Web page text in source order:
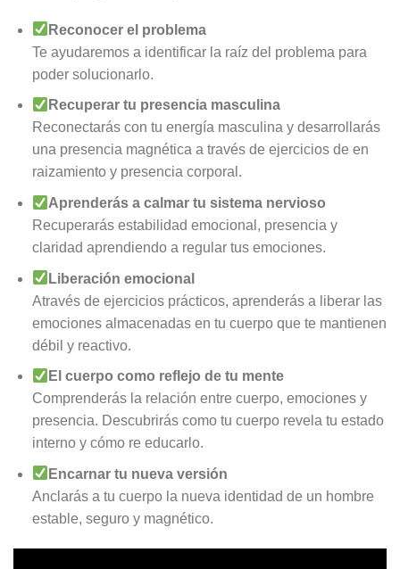
Reconocer el problema
Te ayudaremos a identificar la raíz del problema para
poder solucionarlo.
Recuperar tu presencia masculina
Reconectarás con tu energía masculina y desarrollarás
una presencia magnética a través de ejercicios de en
raizamiento y presencia corporal.
Aprenderás a calmar tu sistema nervioso
Recuperarás estabilidad emocional, presencia y
claridad aprendiendo a regular tus emociones.
Liberación emocional
Através de ejercicios prácticos, aprenderás a liberar las
emociones almacenadas en tu cuerpo que te mantienen
débil y reactivo.
El cuerpo como reflejo de tu mente
Comprenderás la relación entre cuerpo, emociones y
presencia. Descubrirás como tu cuerpo revela tu estado
interno y cómo re educarlo.
Encarnar tu nueva versión
Anclarás a tu cuerpo la nueva identidad de un hombre
estable, seguro y magnético.